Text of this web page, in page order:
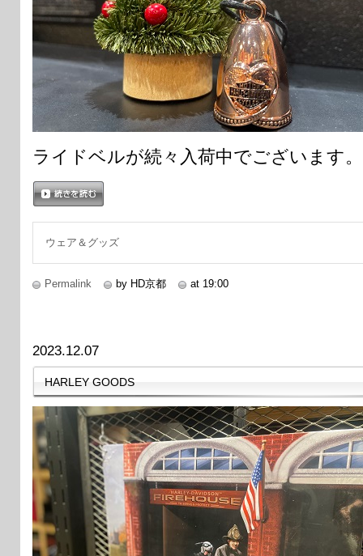
ライドベルが続々入荷中でございます。
ウェア＆グッズ
Permalink by HD京都 at 19:00
2023.12.07
HARLEY GOODS